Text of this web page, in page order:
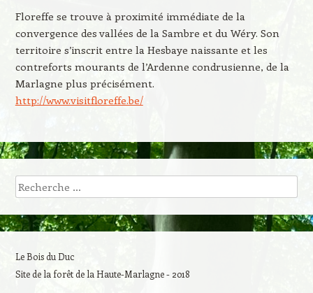
Floreffe se trouve à proximité immédiate de la
convergence des vallées de la Sambre et du Wéry. Son
territoire s’inscrit entre la Hesbaye naissante et les
contreforts mourants de l’Ardenne condrusienne, de la
Marlagne plus précisément.
http://www.visitfloreffe.be/
Recherche
Le Bois du Duc
Site de la forêt de la Haute-Marlagne - 2018